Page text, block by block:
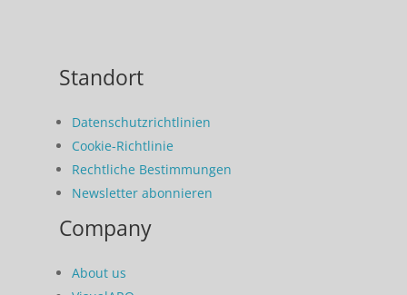
Standort
Datenschutzrichtlinien
Cookie-Richtlinie
Rechtliche Bestimmungen
Newsletter abonnieren
Company
About us